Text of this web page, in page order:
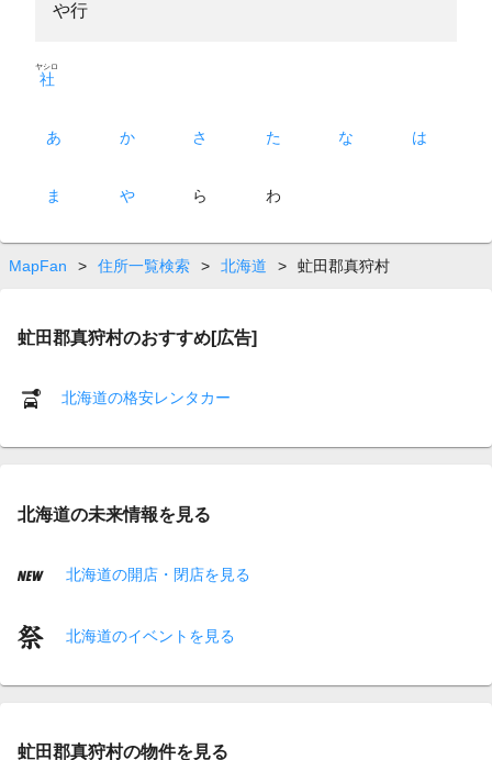
や行
社
ヤシロ
あ か さ た な は
ま や ら わ
MapFan > 住所一覧検索 > 北海道 > 虻田郡真狩村
虻田郡真狩村のおすすめ[広告]
北海道の格安レンタカー
北海道の未来情報を見る
北海道の開店・閉店を見る
北海道のイベントを見る
虻田郡真狩村の物件を見る